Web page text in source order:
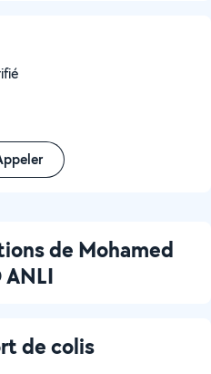
de Mohamed
ANLI
de colis